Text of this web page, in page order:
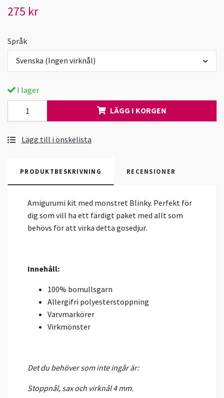
275 kr
Språk
Svenska (Ingen virknål)
I lager
LÄGG I KORGEN
Lägg till i önskelista
PRODUKTBESKRIVNING RECENSIONER
Amigurumi kit med monstret Blinky. Perfekt för
dig som vill ha ett färdigt paket med allt som
behövs för att virka detta gosedjur.
Innehåll:
100% bomullsgarn
Allergifri polyesterstoppning
Varvmarkörer
Virkmönster
Det du behöver som inte ingår är:
Stoppnål, sax och virknål 4 mm.